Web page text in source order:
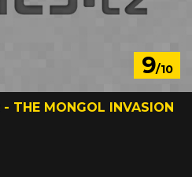
9/10
THE MONGOL INVASION